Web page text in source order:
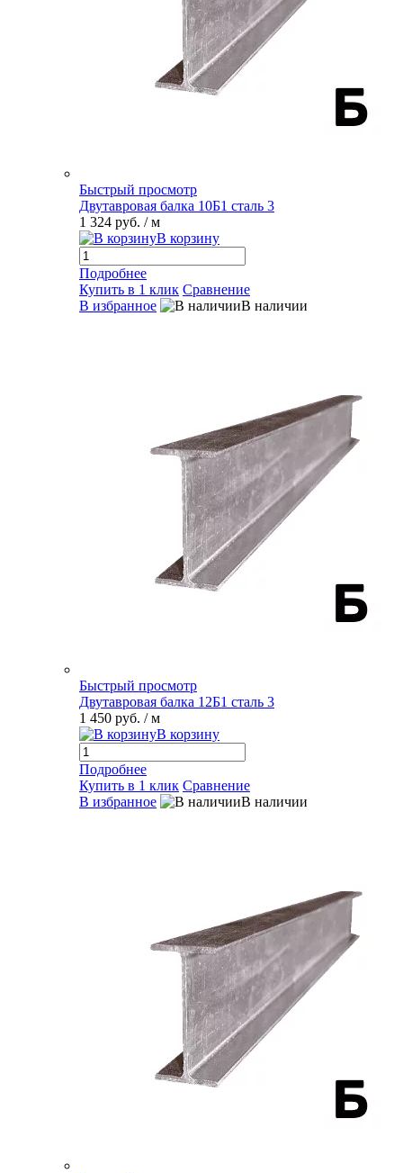
Быстрый просмотр
Двутавровая балка 10Б1 сталь 3
1 324 руб. / м
В корзину
Подробнее
Купить в 1 клик Сравнение
В избранное
В наличии
Быстрый просмотр
Двутавровая балка 12Б1 сталь 3
1 450 руб. / м
В корзину
Подробнее
Купить в 1 клик Сравнение
В избранное
В наличии